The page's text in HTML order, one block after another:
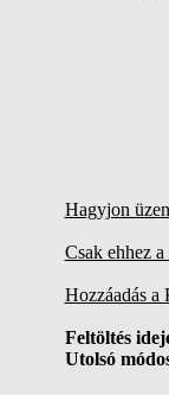
Hagyjon
Csak ehhez
Hozzáadás
Feltöltés
Utolsó